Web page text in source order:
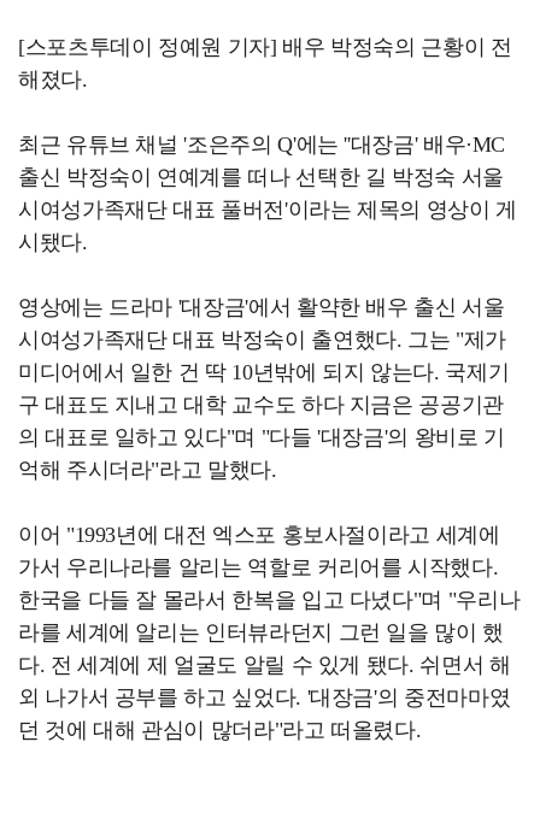
[스포츠투데이 정예원 기자] 배우 박정숙의 근황이 전
해졌다.
최근 유튜브 채널 '조은주의 Q'에는 ''대장금' 배우·MC
출신 박정숙이 연예계를 떠나 선택한 길 박정숙 서울
시여성가족재단 대표 풀버전'이라는 제목의 영상이 게
시됐다.
영상에는 드라마 '대장금'에서 활약한 배우 출신 서울
시여성가족재단 대표 박정숙이 출연했다. 그는 "제가
미디어에서 일한 건 딱 10년밖에 되지 않는다. 국제기
구 대표도 지내고 대학 교수도 하다 지금은 공공기관
의 대표로 일하고 있다"며 "다들 '대장금'의 왕비로 기
억해 주시더라"라고 말했다.
이어 "1993년에 대전 엑스포 홍보사절이라고 세계에
가서 우리나라를 알리는 역할로 커리어를 시작했다.
한국을 다들 잘 몰라서 한복을 입고 다녔다"며 "우리나
라를 세계에 알리는 인터뷰라던지 그런 일을 많이 했
다. 전 세계에 제 얼굴도 알릴 수 있게 됐다. 쉬면서 해
외 나가서 공부를 하고 싶었다. '대장금'의 중전마마였
던 것에 대해 관심이 많더라"라고 떠올렸다.